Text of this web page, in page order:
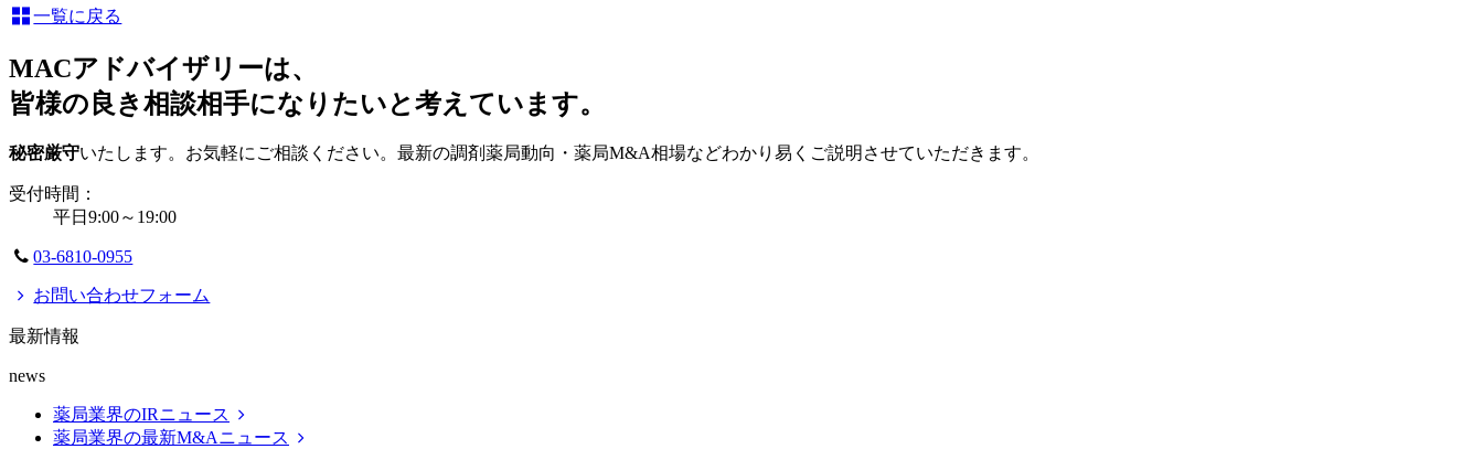
一覧に戻る
MACアドバイザリーは、
皆様の良き相談相手になりたいと考えています。
秘密厳守いたします。お気軽にご相談ください。最新の調剤薬局動向・薬局M&A相場などわかり易くご説明させていただきます。
受付時間：
平日9:00～19:00
03-6810-0955
お問い合わせフォーム
最新情報
news
薬局業界のIRニュース
薬局業界の最新M&Aニュース